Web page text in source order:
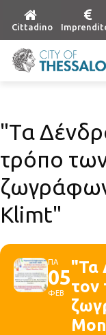
Cittadino
"Τα
τρόπο
Klimt"
ΠΑ
05
ΦΕΒ
"Τα
τον